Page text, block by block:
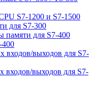
S7-1200 и S7-1500
для S7-300
памяти для S7-400
400
входов/выходов для S7-
входов/выходов для S7-